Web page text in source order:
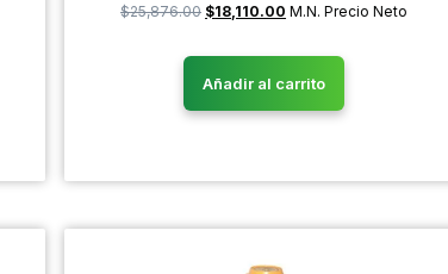
$25,876.00 $18,110.00 M.N. Precio Neto
Añadir al carrito